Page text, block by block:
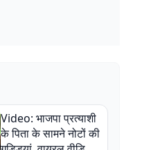
Video: भाजपा प्रत्याशी
के पिता के सामने नोटों की